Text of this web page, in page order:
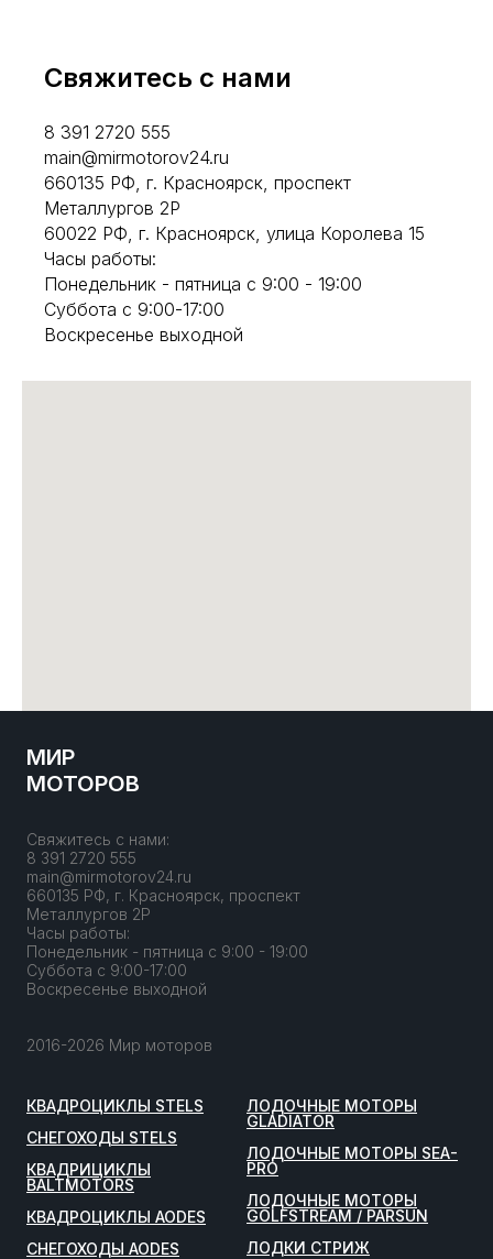
Свяжитесь с нами
8 391 2720 555
main@mirmotorov24.ru
660135 РФ, г. Красноярск, проспект
Металлургов 2Р
60022 РФ, г. Красноярск, улица Королева 15
Часы работы:
Понедельник - пятница с 9:00 - 19:00
Суббота с 9:00-17:00
Воскресенье выходной
МИР
МОТОРОВ
Свяжитесь с нами:
8 391 2720 555
main@mirmotorov24.ru
660135 РФ, г. Красноярск, проспект
Металлургов 2Р
Часы работы:
Понедельник - пятница с 9:00 - 19:00
Суббота с 9:00-17:00
Воскресенье выходной
2016-2026 Мир моторов
КВАДРОЦИКЛЫ STELS
СНЕГОХОДЫ STELS
КВАДРИЦИКЛЫ
BALTMOTORS
КВАДРОЦИКЛЫ AODES
СНЕГОХОДЫ AODES
ЛОДОЧНЫЕ МОТОРЫ
GLADIATOR
ЛОДОЧНЫЕ МОТОРЫ SEA-
PRO
ЛОДОЧНЫЕ МОТОРЫ
GOLFSTREAM / PARSUN
ЛОДКИ СТРИЖ